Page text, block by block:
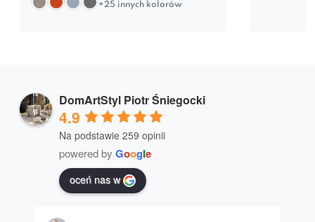
+25 innych kolorów
DomArtStyl Piotr Śniegocki
4.9
Na podstawie 259 opinii
powered by Google
oceń nas w